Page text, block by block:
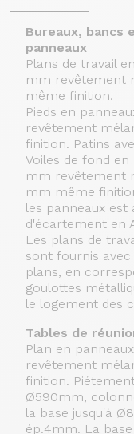
Bureaux, bancs
panneaux
Plans de travail
mm revêtement
même finition.
Pieds en
revêtement
finition. Patins
Voiles de fond
mm revêtement
mm même
les panneaux est
d'écartement en
Les plans de
sont fournis
plans, en
goulottes
le logement des
Tables de
Plan en
revêtement
finition.
Ø590mm,
la base jusqu'à
ép.4mm. La